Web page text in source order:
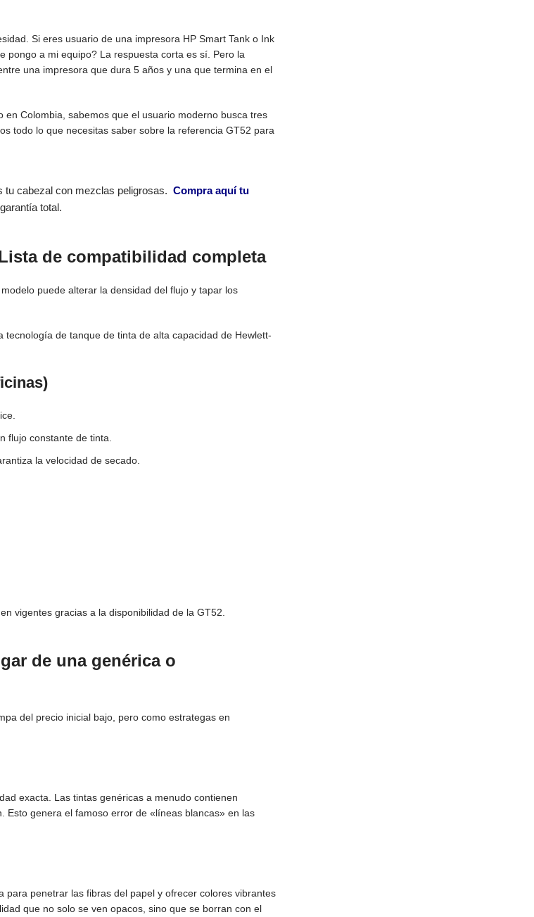
Si eres usuario de una impresora HP Smart Tank o Ink
pongo a mi equipo? La respuesta corta es sí. Pero la
una impresora que dura 5 años y una que termina en el
en Colombia, sabemos que el usuario moderno busca tres
todo lo que necesitas saber sobre la referencia GT52 para
tu cabezal con mezclas peligrosas.Compra aquí tu
total.
de compatibilidad completa
puede alterar la densidad del flujo y tapar los
de tanque de tinta de alta capacidad de Hewlett-
flujo constante de tinta.
la velocidad de secado.
vigentes gracias a la disponibilidad de la GT52.
de una genérica o
del precio inicial bajo, pero como estrategas en
exacta. Las tintas genéricas a menudo contienen
Esto genera el famoso error de «líneas blancas» en las
para penetrar las fibras del papel y ofrecer colores vibrantes
que no solo se ven opacos, sino que se borran con el